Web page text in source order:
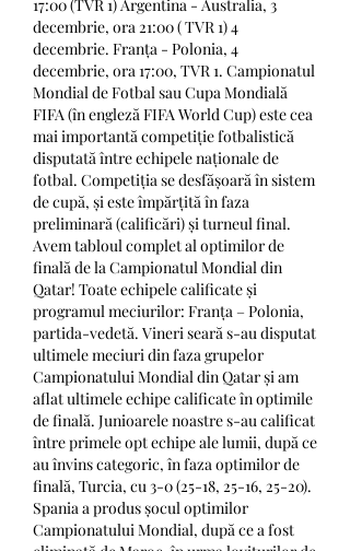
17:00 (TVR 1) Argentina - Australia, 3
decembrie, ora 21:00 ( TVR 1) 4
decembrie. Franța - Polonia, 4
decembrie, ora 17:00, TVR 1. Campionatul
Mondial de Fotbal sau Cupa Mondială
FIFA (în engleză FIFA World Cup) este cea
mai importantă competiție fotbalistică
disputată între echipele naționale de
fotbal. Competiția se desfășoară în sistem
de cupă, și este împărțită în faza
preliminară (calificări) și turneul final.
Avem tabloul complet al optimilor de
finală de la Campionatul Mondial din
Qatar! Toate echipele calificate și
programul meciurilor: Franța – Polonia,
partida-vedetă. Vineri seară s-au disputat
ultimele meciuri din faza grupelor
Campionatului Mondial din Qatar și am
aflat ultimele echipe calificate în optimile
de finală. Junioarele noastre s-au calificat
între primele opt echipe ale lumii, după ce
au învins categoric, în faza optimilor de
finală, Turcia, cu 3-0 (25-18, 25-16, 25-20).
Spania a produs șocul optimilor
Campionatului Mondial, după ce a fost